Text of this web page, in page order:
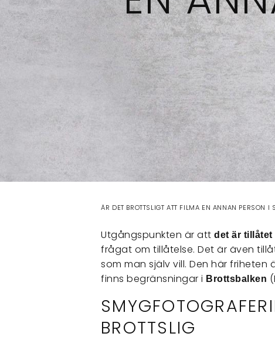
ÄR DET BROTTSLIGT ATT FILMA EN ANNAN PERSON I
Utgångspunkten är attdet är tillåtet
frågat om tillåtelse. Det är även
som man själv vill. Den här
finns begränsningar i Brottsbalken
BROTTSLIG